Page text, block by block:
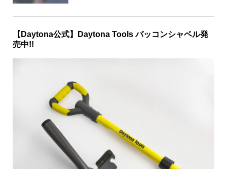
【Daytona公式】Daytona Tools バッコンシャベル発
売中!!